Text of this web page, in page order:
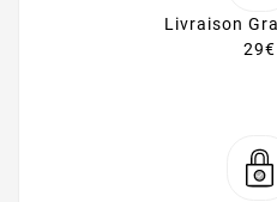
Livraison
29€